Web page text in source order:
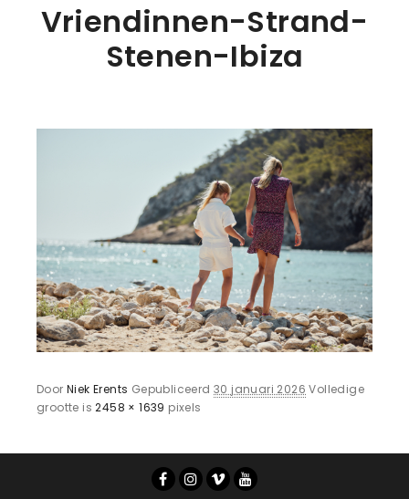
Vriendinnen-Strand-
Stenen-Ibiza
Door Niek Erents Gepubliceerd30 januari 2026 Volledige
grootte is2458 × 1639 pixels